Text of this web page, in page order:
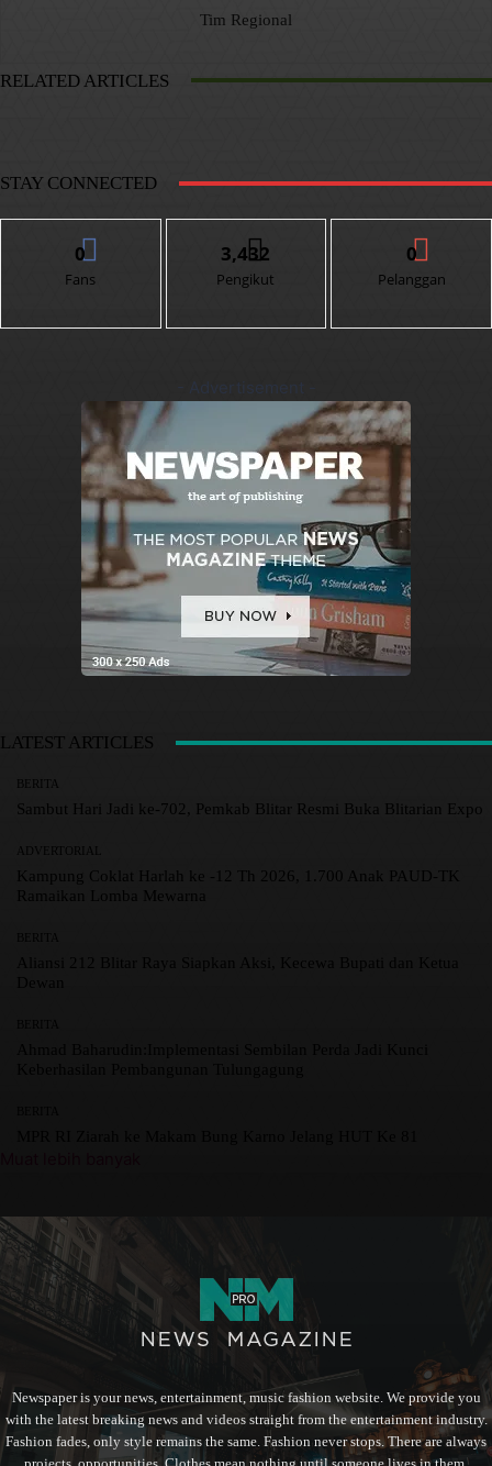
Tim Regional
RELATED ARTICLES
STAY CONNECTED
0
Fans
3,432
Pengikut
0
Pelanggan
- Advertisement -
LATEST ARTICLES
BERITA
Sambut Hari Jadi ke-702, Pemkab Blitar Resmi Buka Blitarian Expo
ADVERTORIAL
Kampung Coklat Harlah ke -12 Th 2026, 1.700 Anak PAUD-TK
Ramaikan Lomba Mewarna
Newspaper is your news, entertainment, music fashion website. We provide you
with the latest breaking news and videos straight from the entertainment industry.
Fashion fades, only style remains the same. Fashion never stops. There are always